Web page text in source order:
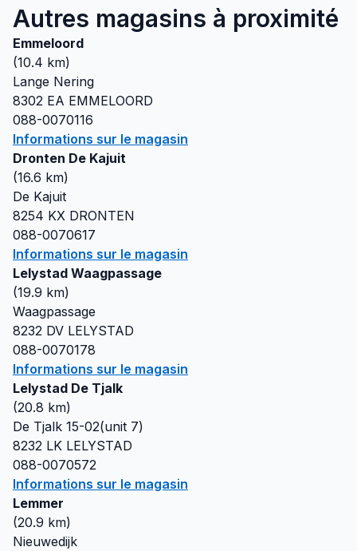
Autres magasins à proximité
Emmeloord
(10.4 km)
Lange Nering
8302 EA EMMELOORD
088-0070116
Informations sur le magasin
Dronten De Kajuit
(16.6 km)
De Kajuit
8254 KX DRONTEN
088-0070617
Informations sur le magasin
Lelystad Waagpassage
(19.9 km)
Waagpassage
8232 DV LELYSTAD
088-0070178
Informations sur le magasin
Lelystad De Tjalk
(20.8 km)
De Tjalk 15-02(unit 7)
8232 LK LELYSTAD
088-0070572
Informations sur le magasin
Lemmer
(20.9 km)
Nieuwedijk